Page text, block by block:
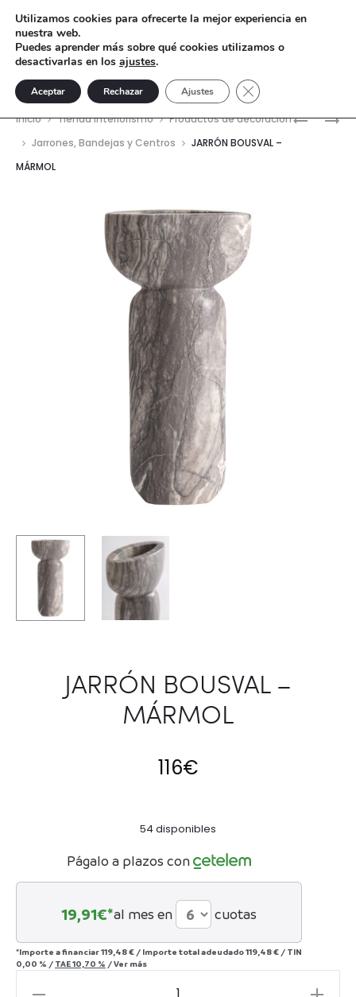
JARRÓN
JARRÓN
Inicio Tienda interiorismo
Productos de decoración
Jarrones, Bandejas y Centros
JARRÓN BOUSVAL –
MÁRMOL
JARRÓN BOUSVAL –
MÁRMOL
116€
54 disponibles
Págalo a plazos con
19,91€*al mes en cuotas
*Importe a financiar119,48 € / Importe total adeudado119,48 € / TIN
0,00 % / TAE10,70 % /Ver más
Utilizamos cookies para ofrecerte la mejor experiencia en
nuestra web.
Puedes aprender más sobre qué cookies utilizamos o
desactivarlas en los ajustes.
Aceptar Rechazar Ajustes Cerrar el banner de